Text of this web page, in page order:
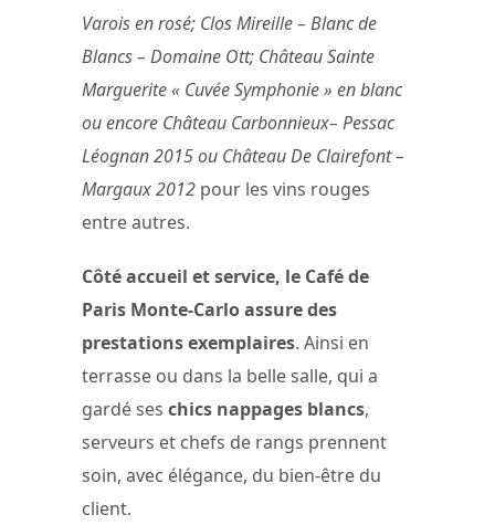
Varois en rosé; Clos Mireille – Blanc de
Blancs – Domaine Ott; Château Sainte
Marguerite « Cuvée Symphonie » en blanc
ou encore Château Carbonnieux– Pessac
Léognan 2015 ou Château De Clairefont –
Margaux 2012 pour les vins rouges
entre autres.
Côté accueil et service, le Café de
Paris Monte-Carlo assure des
prestations exemplaires. Ainsi en
terrasse ou dans la belle salle, qui a
gardé ses chics nappages blancs,
serveurs et chefs de rangs prennent
soin, avec élégance, du bien-être du
client.